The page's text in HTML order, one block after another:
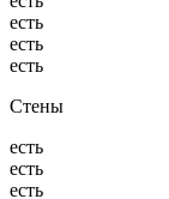
есть
есть
есть
Стены
есть
есть
есть